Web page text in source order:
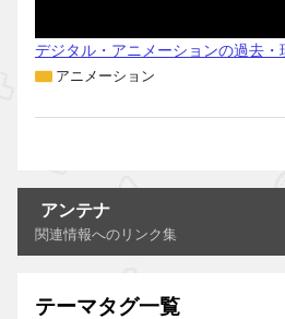
デジタル・アニメーションの過去
アニメーション
アンテナ
関連情報へのリンク集
テーマタグ一覧